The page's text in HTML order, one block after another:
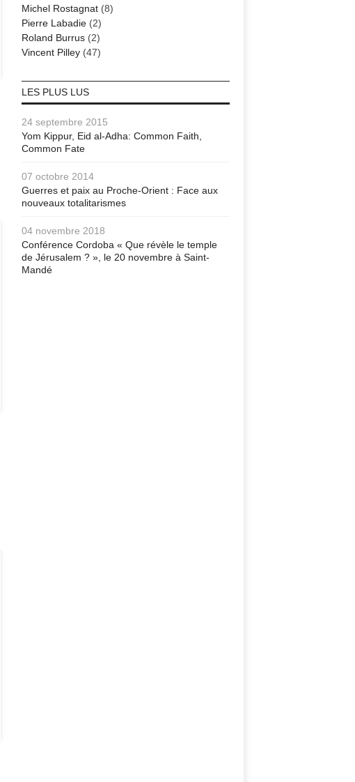
Michel Rostagnat(8)
Pierre Labadie(2)
Roland Burrus(2)
Vincent Pilley(47)
LES PLUS LUS
24 septembre 2015
Yom Kippur, Eid al-Adha: Common Faith,
Common Fate
07 octobre 2014
Guerres et paix au Proche-Orient : Face aux
nouveaux totalitarismes
04 novembre 2018
Conférence Cordoba « Que révèle le temple
de Jérusalem ? », le 20 novembre à Saint-
Mandé